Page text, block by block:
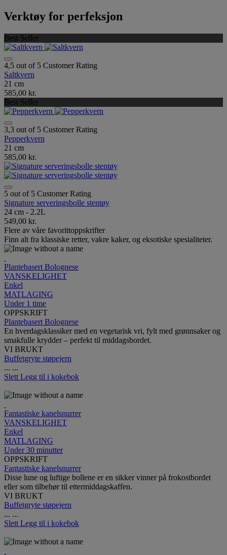
Verktøy for perfeksjon
Best Seller
4,5 out of 5 Customer Rating
Saltkvern
21 cm
585,00 kr.
Best Seller
3,3 out of 5 Customer Rating
Pepperkvern
21 cm
585,00 kr.
5 out of 5 Customer Rating
Signature serveringsbolle stentøy
24 cm - 2.2L
549,00 kr.
Flere av våre favorittoppskrifter
Finn alt fra klassiske retter, vakre kaker, og eksotiske spesialiteter.
Plantebasert Bolognese
VANSKELIGHET
Enkel
MATLAGING
Under 1 time
OPPSKRIFT
Plantebasert Bolognese
En hverdagsklassiker med en vegetarisk vri, fylt med grønnsaker og
smakfulle krydder – perfekt til middagsbordet.
VI BRUKT
Buffetgryte støpejern
... ...
Slett Legg til i kokebok
Fantastiske kanelsnurrer
VANSKELIGHET
Enkel
MATLAGING
Under 30 minutter
OPPSKRIFT
Fantastiske kanelsnurrer
Disse lune og luftige bollene er en sikker vinner på frokostbordet
eller som tilbehør til ettermiddagskaffen.
VI BRUKT
Buffetgryte støpejern
... ...
Slett Legg til i kokebok